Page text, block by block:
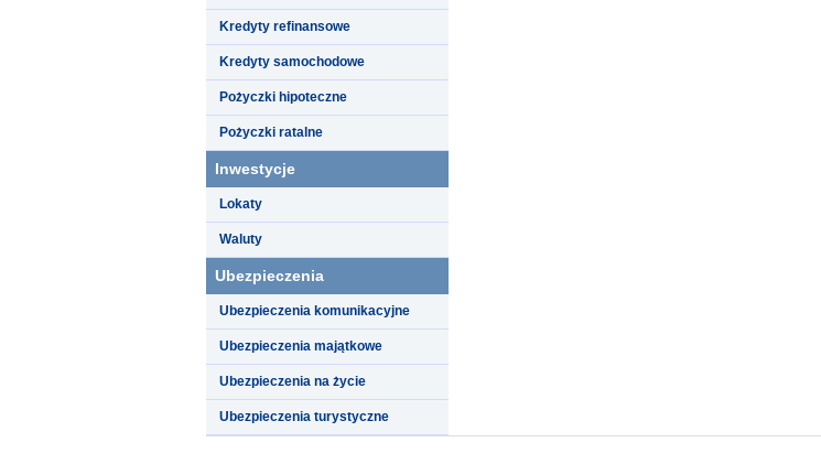
Kredyty refinansowe
Kredyty samochodowe
Pożyczki hipoteczne
Pożyczki ratalne
Inwestycje
Lokaty
Waluty
Ubezpieczenia
Ubezpieczenia komunikacyjne
Ubezpieczenia majątkowe
Ubezpieczenia na życie
Ubezpieczenia turystyczne